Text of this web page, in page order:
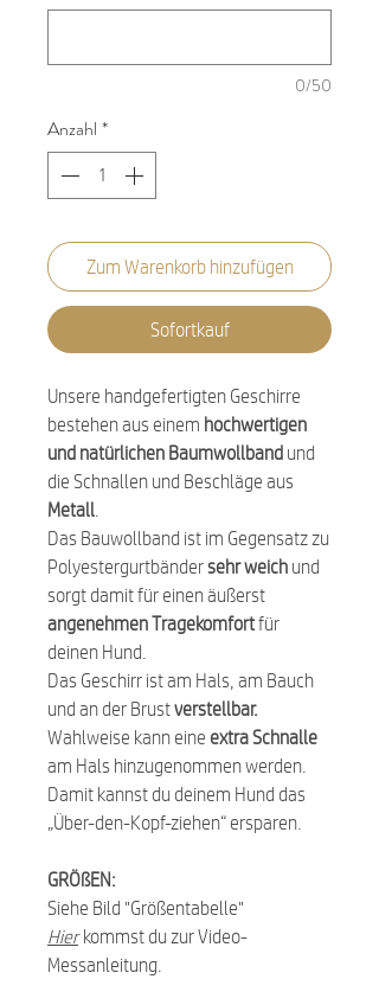
0/50
Anzahl *
Zum Warenkorb hinzufügen
Sofortkauf
Unsere handgefertigten Geschirre
bestehen aus einem hochwertigen
und natürlichen Baumwollband und
die Schnallen und Beschläge aus
Metall
Das Bauwollband ist im Gegensatz zu
Polyestergurtbändersehr weich und
sorgt damit für einen äußerst
angenehmen Tragekomfortfür
deinen Hund.
Das Geschirr ist am Hals, am Bauch
und an der Brustverstellbar.
Wahlweise kann eine extra Schnalle
am Hals hinzugenommen werden.
Damit kannst du deinem Hund das
„Über-den-Kopf-ziehen“ ersparen.
GRÖßEN:
Siehe Bild "Größentabelle"
Hierkommst du zur Video-
Messanleitung.